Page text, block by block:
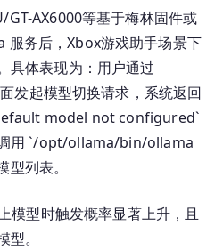
GT-AX6000等基于梅林固件或
服务后，Xbox游戏助手场景下
具体表现为：用户通过
发起模型切换请求，系统返回
model not configured`
用 `/opt/ollama/bin/ollama
列表。
模型时触发概率显著上升，且
。